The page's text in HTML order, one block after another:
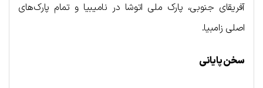
آفریقای جنوبی، پارک ملی اتوشا در نامیبیا و تمام پارک‌های
اصلی زامبیا.
سخن پایانی